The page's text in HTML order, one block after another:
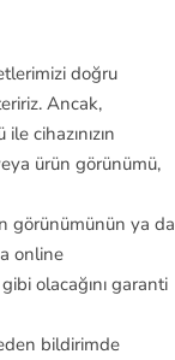
doğru
Ancak,
cihazınızın
ürün görünümü,
görünümünün ya da
online
olacağını garanti
bildirimde